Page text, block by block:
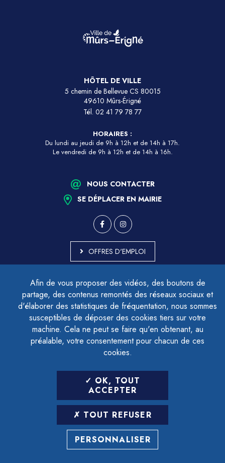
Afin de vous proposer des vidéos, des boutons de
partage, des contenus remontés des réseaux sociaux et
d'élaborer des statistiques de fréquentation, nous sommes
susceptibles de déposer des cookies tiers sur votre
machine. Cela ne peut se faire qu'en obtenant, au
préalable, votre consentement pour chacun de ces
cookies.
OK, TOUT
ACCEPTER
TOUT REFUSER
PERSONNALISER
HÔTEL DE VILLE
5 chemin de Bellevue CS 80015
49610 Mûrs-Érigné
Tél. 02 41 79 78 77
HORAIRES :
Du lundi au jeudi de 9h à 12h et de 14h à 17h.
Le vendredi de 9h à 12h et de 14h à 16h.
NOUS CONTACTER
SE DÉPLACER EN MAIRIE
OFFRES D'EMPLOI
ACCESSIBILITÉ - PARTIELLEMENT CONFORME
PLAN DU SITE
MENTIONS LÉGALES
CONTACTER LE DÉLÉGUÉ À LA PROTECTION DES DONNÉES
GESTION DES COOKIES
LETTRE D'INFORMATION
SAISIR VOTRE ADRESSE E-MAIL
POUR VOUS INSCRIRE :
ARCHIVES DÉSINSCRIPTION